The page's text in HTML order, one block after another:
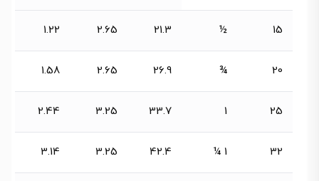
15
½
21.3
2.65
1.22
20
¾
26.9
2.65
1.58
25
1
33.7
3.25
2.44
32
1 ¼
42.4
3.25
3.14